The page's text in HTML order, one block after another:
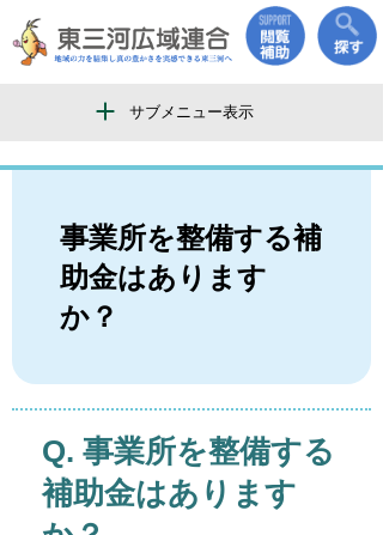
サブメニュー表示
事業所を整備する補
助金はあります
か？
事業所を整備する
補助金はあります